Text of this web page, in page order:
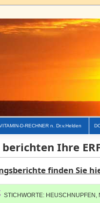
D-RECHNER n. Dr.v.Helden
berichten Ihre
finden Sie
STICHWORTE: HEUSCHNUPFEN,